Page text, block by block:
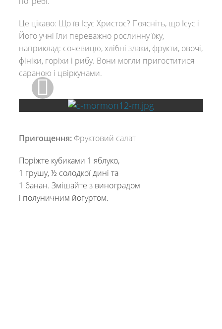
Це цікаво: Що їв Ісус Христос? Поясніть, що Ісус і
Його учні їли переважно рослинну їжу,
наприклад: сочевицю, хлібні злаки, фрукти, овочі,
фініки, горіхи і рибу. Вони могли пригоститися
сараною і цвіркунами.
Пригощення: Фруктовий салат
Поріжте кубиками 1 яблуко,
1 грушу, ½ солодкої дині та
1 банан. Змішайте з виноградом
і полуничним йогуртом.